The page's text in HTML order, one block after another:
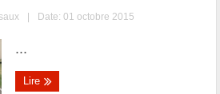
| Date: 01 octobre 2015
...
Lire